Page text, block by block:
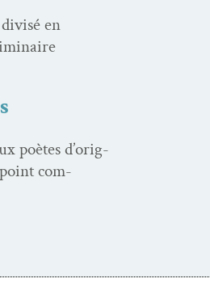
en
poètes d’o­rig­
point com­